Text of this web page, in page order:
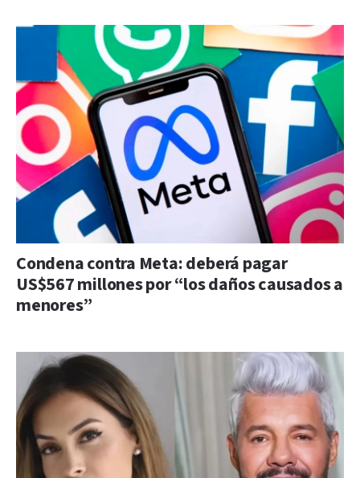
Condena contra Meta: deberá pagar
US$567 millones por “los daños causados a
menores”